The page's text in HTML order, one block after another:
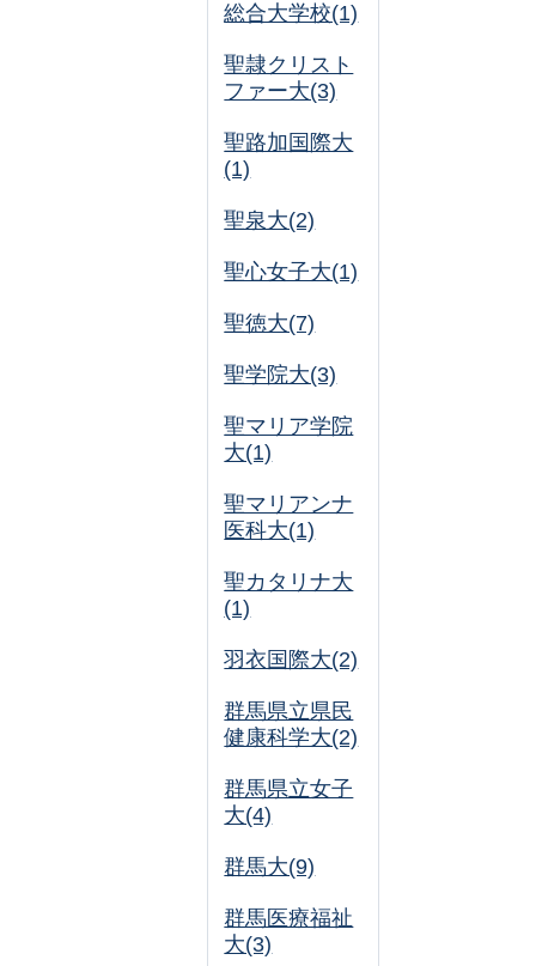
総合大学校(1)
聖隷クリスト
ファー大(3)
聖路加国際大
(1)
聖泉大(2)
聖心女子大(1)
聖徳大(7)
聖学院大(3)
聖マリア学院
大(1)
聖マリアンナ
医科大(1)
聖カタリナ大
(1)
羽衣国際大(2)
群馬県立県民
健康科学大(2)
群馬県立女子
大(4)
群馬大(9)
群馬医療福祉
大(3)